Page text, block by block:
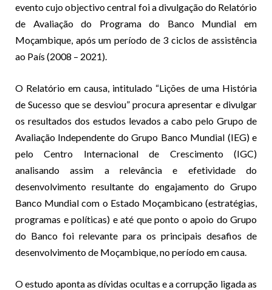
evento cujo objectivo central foi a divulgação do Relatório
de Avaliação do Programa do Banco Mundial em
Moçambique, após um período de 3 ciclos de assistência
ao País (2008 – 2021).
O Relatório em causa, intitulado “Lições de uma História
de Sucesso que se desviou” procura apresentar e divulgar
os resultados dos estudos levados a cabo pelo Grupo de
Avaliação Independente do Grupo Banco Mundial (IEG) e
pelo Centro Internacional de Crescimento (IGC)
analisando assim a relevância e efetividade do
desenvolvimento resultante do engajamento do Grupo
Banco Mundial com o Estado Moçambicano (estratégias,
programas e políticas) e até que ponto o apoio do Grupo
do Banco foi relevante para os principais desafios de
desenvolvimento de Moçambique, no período em causa.
O estudo aponta as dívidas ocultas e a corrupção ligada as